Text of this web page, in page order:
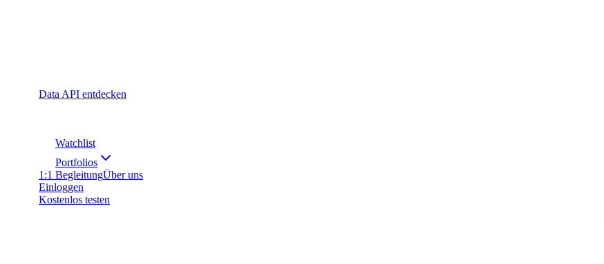
Data API entdecken
Watchlist
Portfolios
1:1 BegleitungÜber uns
Einloggen
Kostenlos testen